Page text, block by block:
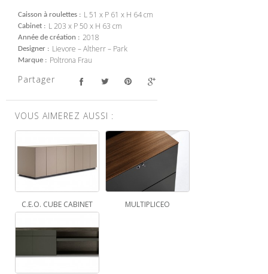
Caisson à roulettes L 51 x P 61 x H 64 cm
Cabinet L 203 x P 50 x H 63 cm
Année de création 2018
Designer Lievore – Altherr – Park
Marque Poltrona Frau
Partager
VOUS AIMEREZ AUSSI :
C.E.O. CUBE CABINET MULTIPLICEO